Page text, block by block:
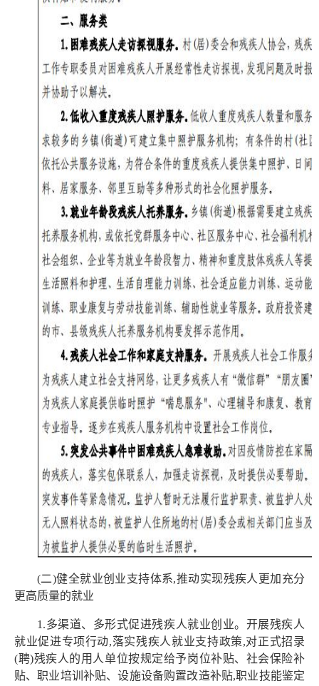
(二)健全就业创业支持体系,推动实现残疾人更加充分
更高质量的就业
1.多渠道、多形式促进残疾人就业创业。开展残疾人
就业促进专项行动,落实残疾人就业支持政策,对正式招录
(聘)残疾人的用人单位按规定给予岗位补贴、社会保险补
贴、职业培训补贴、设施设备购置改造补贴,职业技能鉴定